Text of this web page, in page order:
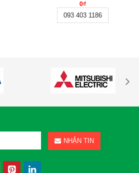
0₫
093 403 1186
NHẬN TIN